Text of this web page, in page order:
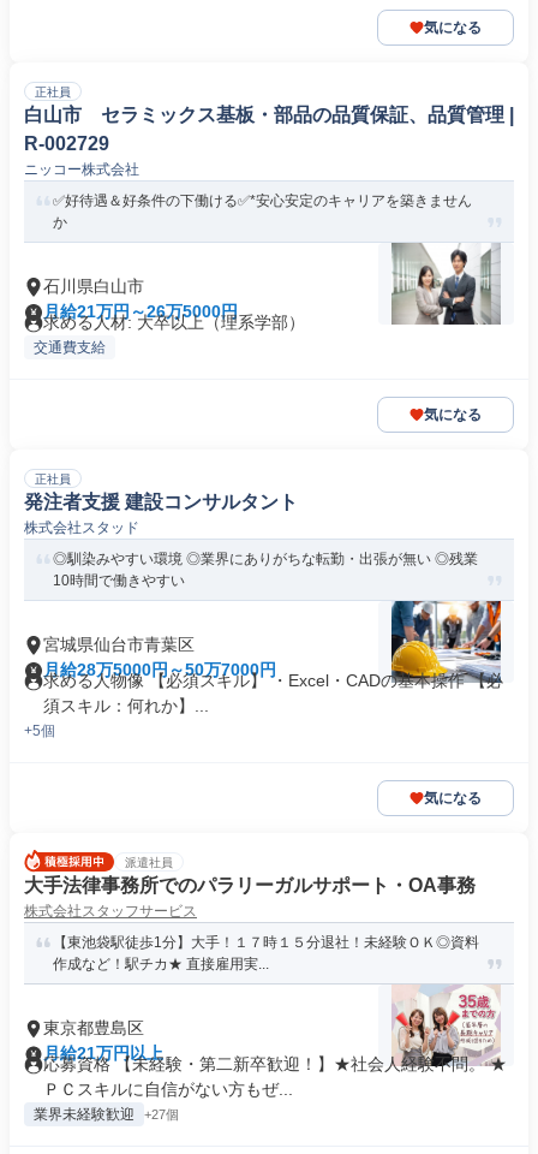
気になる
正社員
白山市 セラミックス基板・部品の品質保証、品質管理 |
R-002729
ニッコー株式会社
✅好待遇＆好条件の下働ける✅*安心安定のキャリアを築きません
か
石川県白山市
月給21万円～26万5000円
求める人材: 大卒以上（理系学部）
交通費支給
気になる
正社員
発注者支援 建設コンサルタント
株式会社スタッド
◎馴染みやすい環境 ◎業界にありがちな転勤・出張が無い ◎残業
10時間で働きやすい
宮城県仙台市青葉区
月給28万5000円～50万7000円
求める人物像 【必須スキル】 ・Excel・CADの基本操作 【必
須スキル：何れか】...
+5個
気になる
派遣社員
大手法律事務所でのパラリーガルサポート・OA事務
株式会社スタッフサービス
【東池袋駅徒歩1分】大手！１７時１５分退社！未経験ＯＫ◎資料
作成など！駅チカ★ 直接雇用実...
東京都豊島区
月給21万円以上
応募資格 【未経験・第二新卒歓迎！】★社会人経験不問。 ★
ＰＣスキルに自信がない方もぜ...
業界未経験歓迎 +27個